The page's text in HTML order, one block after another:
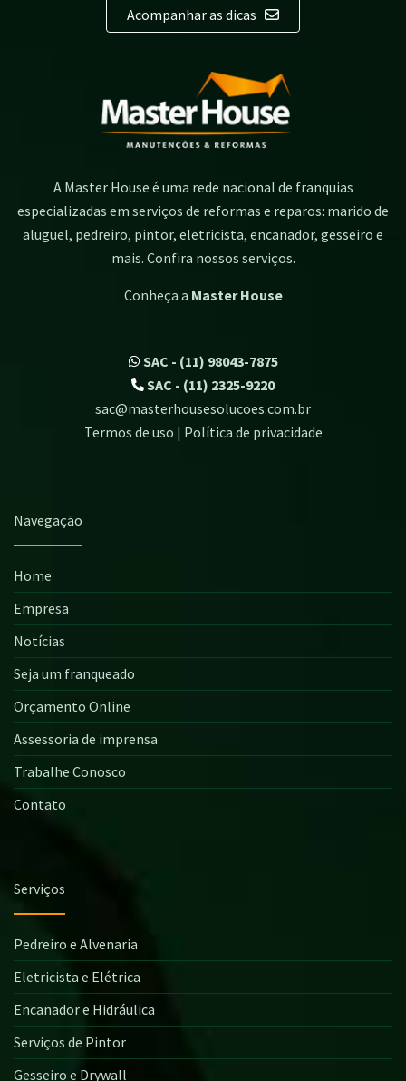
Acompanhar as dicas
A Master House é uma rede nacional de franquias
especializadas em serviços de reformas e reparos: marido de
aluguel, pedreiro, pintor, eletricista, encanador, gesseiro e
mais. Confira nossos serviços.
Conheça a Master House
SAC - (11) 98043-7875
SAC - (11) 2325-9220
sac@masterhousesolucoes.com.br
Termos de uso | Política de privacidade
Navegação
Home
Empresa
Notícias
Seja um franqueado
Orçamento Online
Assessoria de imprensa
Trabalhe Conosco
Contato
Serviços
Pedreiro e Alvenaria
Eletricista e Elétrica
Encanador e Hidráulica
Serviços de Pintor
Gesseiro e Drywall